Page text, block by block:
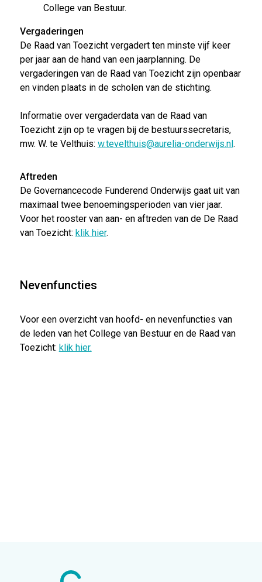
College van Bestuur.
Vergaderingen
De Raad van Toezicht vergadert ten minste vijf keer
per jaar aan de hand van een jaarplanning. De
vergaderingen van de Raad van Toezicht zijn openbaar
en vinden plaats in de scholen van de stichting.
Informatie over vergaderdata van de Raad van
Toezicht zijn op te vragen bij de bestuurssecretaris,
mw. W. te Velthuis: w.tevelthuis@aurelia-onderwijs.nl.
Aftreden
De Governancecode Funderend Onderwijs gaat uit van
maximaal twee benoemingsperioden van vier jaar.
Voor het rooster van aan- en aftreden van de De Raad
van Toezicht: klik hier.
Nevenfuncties
Voor een overzicht van hoofd- en nevenfuncties van
de leden van het College van Bestuur en de Raad van
Toezicht: klik hier.